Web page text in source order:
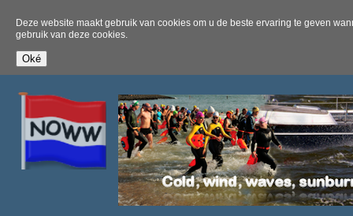
Deze website maakt gebruik van cookies om u de beste ervaring te geven
gebruik van deze cookies.